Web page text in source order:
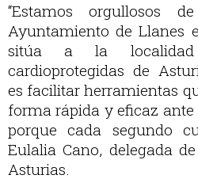
“Estamos orgullosos
Ayuntamiento de Llanes
sitúa a la
cardioprotegidas de
es facilitar herramientas
forma rápida y eficaz
porque cada segundo
Eulalia Cano, delegada
Asturias.